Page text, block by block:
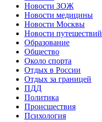
Новости ЗОЖ
Новости медицины
Новости Москвы
Новости путешествий
Образование
Общество
Около спорта
Отдых в России
Отдых за границей
ПДД
Политика
Происшествия
Психология